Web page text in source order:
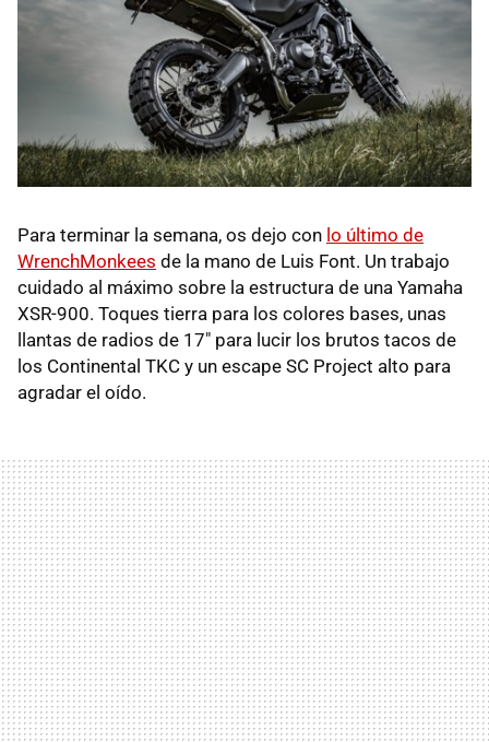
Para terminar la semana, os dejo con lo último de
WrenchMonkees de la mano de Luis Font. Un trabajo
cuidado al máximo sobre la estructura de una Yamaha
XSR-900. Toques tierra para los colores bases, unas
llantas de radios de 17" para lucir los brutos tacos de
los Continental TKC y un escape SC Project alto para
agradar el oído.